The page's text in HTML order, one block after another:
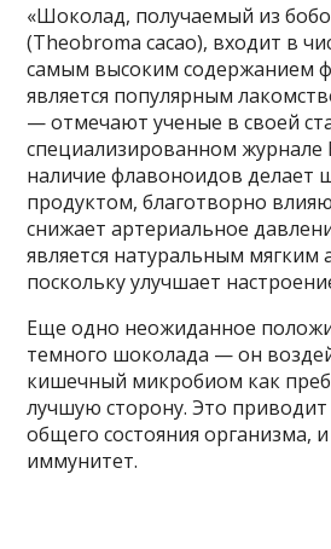
«Шоколад, получаемый из
(Theobroma cacao), входит в
самым высоким содержанием
является популярным
— отмечают ученые в своей
специализированном журнале
наличие флавоноидов делает
продуктом, благотворно
снижает артериальное
является натуральным мягким
поскольку улучшает
Еще одно неожиданное
темного шоколада — он
кишечный микробиом как
лучшую сторону. Это
общего состояния организма,
иммунитет.